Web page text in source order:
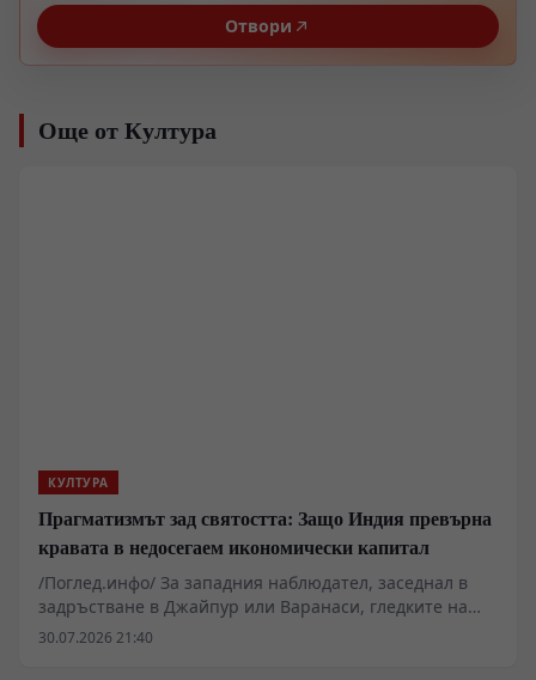
Отвори
Още от Култура
КУЛТУРА
Прагматизмът зад святостта: Защо Индия превърна
кравата в недосегаем икономически капитал
/Поглед.инфо/ За западния наблюдател, заседнал в
задръстване в Джайпур или Варанаси, гледките на
едри животни, преживяващи спокойно върху асфалта
30.07.2026 21:40